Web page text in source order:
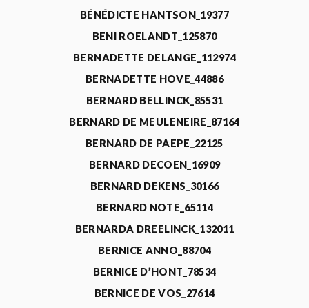
BÉNÉDICTE HANTSON_19377
BENI ROELANDT_125870
BERNADETTE DELANGE_112974
BERNADETTE HOVE_44886
BERNARD BELLINCK_85531
BERNARD DE MEULENEIRE_87164
BERNARD DE PAEPE_22125
BERNARD DECOEN_16909
BERNARD DEKENS_30166
BERNARD NOTE_65114
BERNARDA DREELINCK_132011
BERNICE ANNO_88704
BERNICE D’HONT_78534
BERNICE DE VOS_27614